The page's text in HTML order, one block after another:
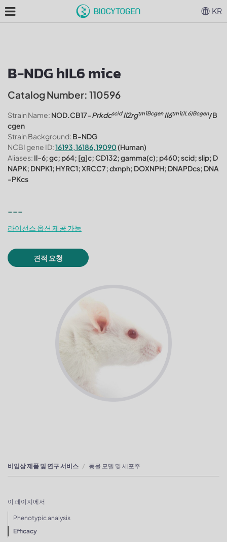
B-NDG hIL6 mice
Catalog Number: 110596
Strain Name: NOD.CB17-PrkdcscidIl2rgtm1BcgenIl6tm1(IL6)Bcgen/B
cgen
Strain Background: B-NDG
NCBI gene ID:16193,16186,19090(Human)
Aliases: Il-6; gc; p64; [g]c; CD132; gamma(c); p460; scid; slip; D
NAPK; DNPK1; HYRC1; XRCC7; dxnph; DOXNPH; DNAPDcs; DNA
-PKcs
---
라이선스 옵션 제공 가능
견적 요청
비임상 제품 및 연구 서비스 동물 모델 및 세포주
이 페이지에서
Phenotypic analysis
Efficacy
KR